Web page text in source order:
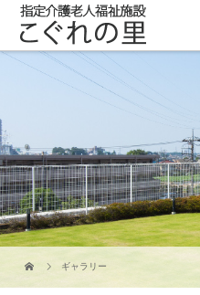
ギャラリー